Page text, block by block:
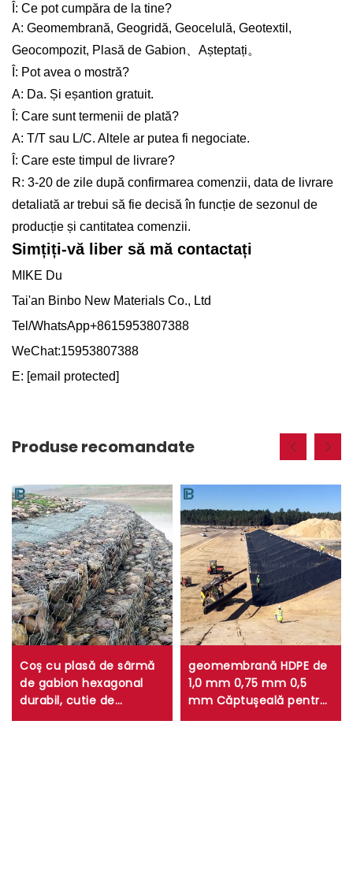
Î: Ce pot cumpăra de la tine?
A: Geomembrană, Geogridă, Geocelulă, Geotextil,
Geocompozit, Plasă de Gabion、Așteptați。
Î: Pot avea o mostră?
A: Da. Și eșantion gratuit.
Î: Care sunt termenii de plată?
A: T/T sau L/C. Altele ar putea fi negociate.
Î: Care este timpul de livrare?
R: 3-20 de zile după confirmarea comenzii, data de livrare
detaliată ar trebui să fie decisă în funcție de sezonul de
producție și cantitatea comenzii.
Simțiți-vă liber să mă contactați
MIKE Du
Tai'an Binbo New Materials Co., Ltd
Tel/WhatsApp+8615953807388
WeChat:15953807388
E: [email protected]
Produse recomandate
Coș cu plasă de sârmă
de gabion hexagonal
durabil, cutie de
gabioane cu plasă
geomembrană HDPE de
1,0 mm 0,75 mm 0,5
mm Căptușeală pentru
iaz de fermă de creveți